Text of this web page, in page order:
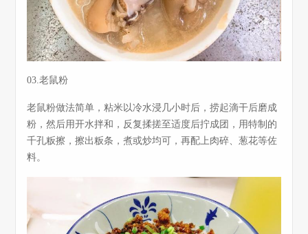
03.老鼠粉
老鼠粉做法简单，粘米以冷水浸几小时后，捞起滴干后磨成
粉，然后用开水拌和，反复揉搓至适度后拧成团，用特制的
千孔粄擦，擦出粄条，煮或炒均可，再配上肉碎、葱花等佐
料。